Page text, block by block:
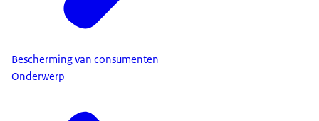
Bescherming van consumenten
Onderwerp